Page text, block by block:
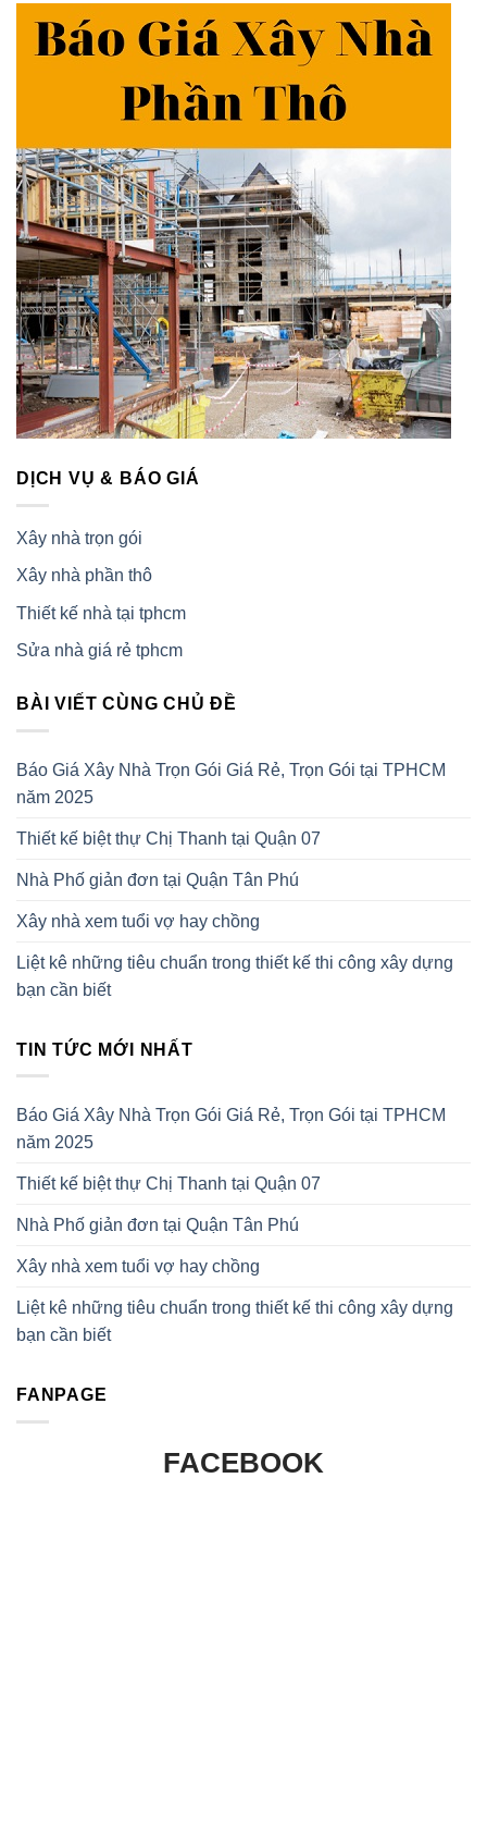
DỊCH VỤ & BÁO GIÁ
Xây nhà trọn gói
Xây nhà phần thô
Thiết kế nhà tại tphcm
Sửa nhà giá rẻ tphcm
BÀI VIẾT CÙNG CHỦ ĐỀ
Báo Giá Xây Nhà Trọn Gói Giá Rẻ, Trọn Gói tại TPHCM
năm 2025
Thiết kế biệt thự Chị Thanh tại Quận 07
Nhà Phố giản đơn tại Quận Tân Phú
Xây nhà xem tuổi vợ hay chồng
Liệt kê những tiêu chuẩn trong thiết kế thi công xây dựng
bạn cần biết
TIN TỨC MỚI NHẤT
Báo Giá Xây Nhà Trọn Gói Giá Rẻ, Trọn Gói tại TPHCM
năm 2025
Thiết kế biệt thự Chị Thanh tại Quận 07
Nhà Phố giản đơn tại Quận Tân Phú
Xây nhà xem tuổi vợ hay chồng
Liệt kê những tiêu chuẩn trong thiết kế thi công xây dựng
bạn cần biết
FANPAGE
FACEBOOK